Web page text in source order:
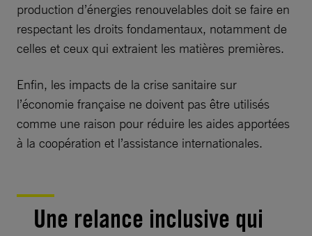
production d’énergies renouvelables doit se faire en
respectant les droits fondamentaux, notamment de
celles et ceux qui extraient les matières premières.
Enfin, les impacts de la crise sanitaire sur
l’économie française ne doivent pas être utilisés
comme une raison pour réduire les aides apportées
à la coopération et l’assistance internationales.
Une relance inclusive qui